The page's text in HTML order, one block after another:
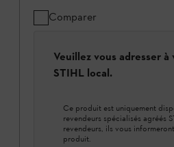
Comparer
Veuillez vous adresser
STIHL local.
Ce produit est uniquement
revendeurs spécialisés agréés
revendeurs, ils vous
produit.